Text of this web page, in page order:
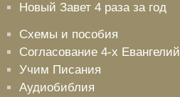
Новый Завет 4 раза за год
Схемы и пособия
Согласование 4-х Евангелий
Учим Писания
Аудиобиблия